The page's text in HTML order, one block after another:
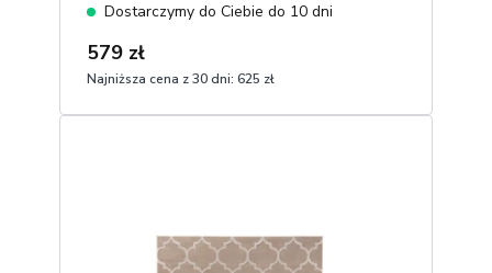
Dostarczymy do Ciebie do 10 dni
579 zł
Najniższa cena z 30 dni: 625 zł
1